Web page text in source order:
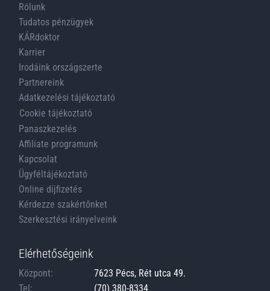
Rólunk
Tudatos pénzügyek
KÁRdoktor
Karrier
Irodáink országszerte
Partnereink
Adatkezelési tájékoztató
Cookie tájékoztató
Panaszkezelés
Affiliate programunk
Kapcsolat
Ügyféltájékoztató
Online díjfizetés
Kérdezze szakértőnket
Szerkesztési irányelveink
Elérhetőségeink
Központ:
7623 Pécs, Rét utca 49.
Tel:
(70) 380-8334